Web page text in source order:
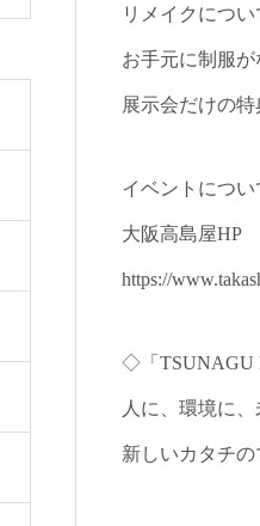
リメイクにつ
お手元に制服
展示会だけの
イベントにつ
大阪高島屋HP
https://
◇「TSUNAGU
人に、環境に、
新しいカタチの